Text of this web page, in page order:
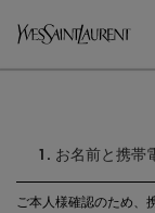
1. お名前と携帯
ご本人様確認のため、